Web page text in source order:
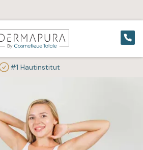
#1 Hautinstitut